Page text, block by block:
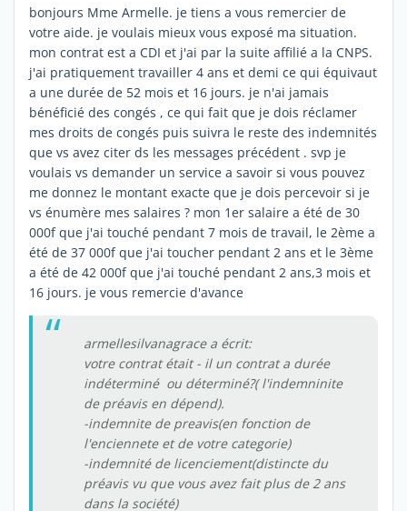
bonjours Mme Armelle. je tiens a vous remercier de
votre aide. je voulais mieux vous exposé ma situation.
mon contrat est a CDI et j'ai par la suite affilié a la CNPS.
j'ai pratiquement travailler 4 ans et demi ce qui équivaut
a une durée de 52 mois et 16 jours. je n'ai jamais
bénéficié des congés , ce qui fait que je dois réclamer
mes droits de congés puis suivra le reste des indemnités
que vs avez citer ds les messages précédent . svp je
voulais vs demander un service a savoir si vous pouvez
me donnez le montant exacte que je dois percevoir si je
vs énumère mes salaires ? mon 1er salaire a été de 30
000f que j'ai touché pendant 7 mois de travail, le 2ème a
été de 37 000f que j'ai toucher pendant 2 ans et le 3ème
a été de 42 000f que j'ai touché pendant 2 ans,3 mois et
16 jours. je vous remercie d'avance
armellesilvanagrace a écrit:
votre contrat était - il un contrat a durée
indéterminé ou déterminé?( l'indemninite
de préavis en dépend).
-indemnite de preavis(en fonction de
l'enciennete et de votre categorie)
-indemnité de licenciement(distincte du
préavis vu que vous avez fait plus de 2 ans
dans la société)